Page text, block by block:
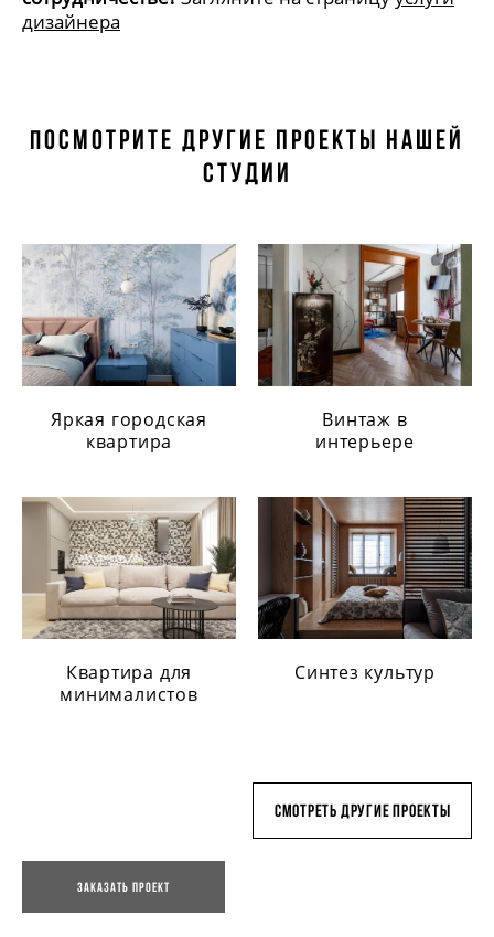
дизайнера
Посмотрите другие проекты нашей
студии
Яркая городская
квартира
Винтаж в
интерьере
Квартира для
минималистов
Синтез культур
смотреть другие проекты
Заказать проект